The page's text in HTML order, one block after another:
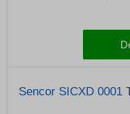
Sencor SICXD 0001